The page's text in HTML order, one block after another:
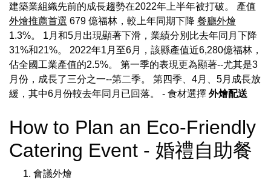
建築業組織先前的成長趨勢在2022年上半年被打破。 產值
外燴推薦首選 679 億福林，較上年同期下降 餐廳外燴
1.3%。 1月和5月出現顯著下滑，業績分別比去年同月下降
31%和21%。 2022年1月至6月，該縣產值近6,280億福林，
佔全國工業產值的2.5%。 第一季的表現更為顯著--尤其是3
月份，成長了三分之一--第二季。 第四季、4月、5月成長放
緩，其中6月份較去年同月已回落。 - 食材選擇 外燴配送
How to Plan an Eco-Friendly
Catering Event - 婚禮自助餐
會議外燴